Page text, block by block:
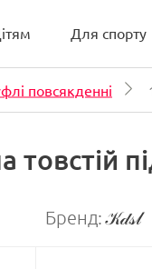
Для спорту
повсякденні
товстій
Бренд: 𝒦𝒹𝓈𝓁